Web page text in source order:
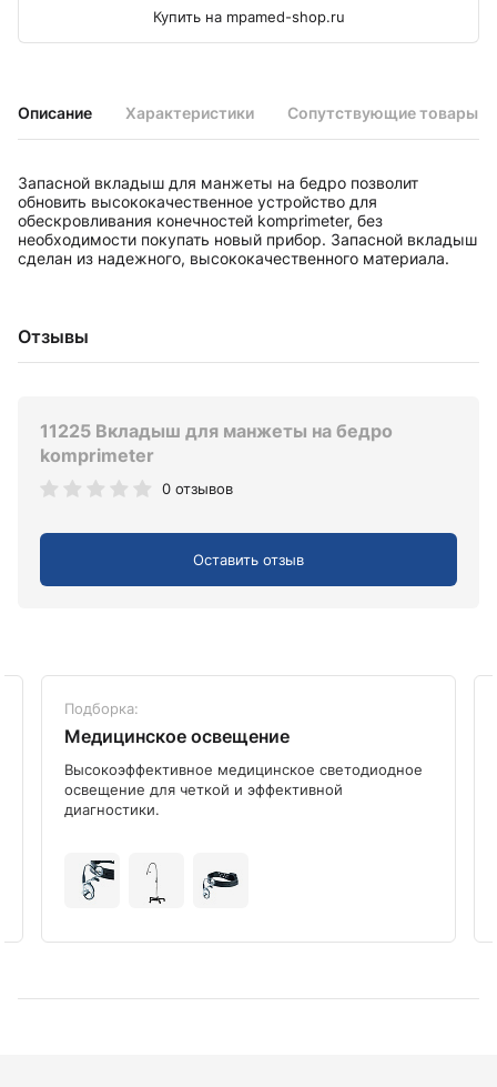
Описание Характеристики Сопутствующие товары
Запасной вкладыш для манжеты на бедро позволит
обновить высококачественное устройство для
обескровливания конечностей komprimeter, без
необходимости покупать новый прибор. Запасной вкладыш
сделан из надежного, высококачественного материала.
Отзывы
11225 Вкладыш для манжеты на бедро
komprimeter
0 отзывов
Оставить отзыв
Купить на mpamed-shop.ru
Подборка:
Медицинское освещение
Высокоэффективное медицинское светодиодное
освещение для четкой и эффективной
диагностики.